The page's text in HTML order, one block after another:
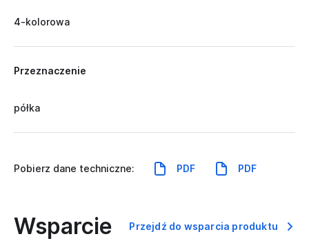
4-kolorowa
Przeznaczenie
półka
Pobierz dane techniczne: PDF PDF
Wsparcie Przejdź do wsparcia produktu